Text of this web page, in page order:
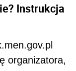
Instrukcja
organizatora,